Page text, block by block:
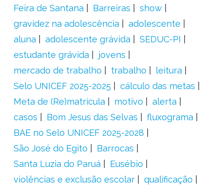
Feira de Santana
Barreiras
show
gravidez na adolescência
adolescente
aluna
adolescente grávida
SEDUC-PI
estudante grávida
jovens
mercado de trabalho
trabalho
leitura
Selo UNICEF 2025-2025
cálculo das metas
Meta de (Re)matrícula
motivo
alerta
casos
Bom Jesus das Selvas
fluxograma
BAE no Selo UNICEF 2025-2028
São José do Egito
Barrocas
Santa Luzia do Paruá
Eusébio
violências e exclusão escolar
qualificação